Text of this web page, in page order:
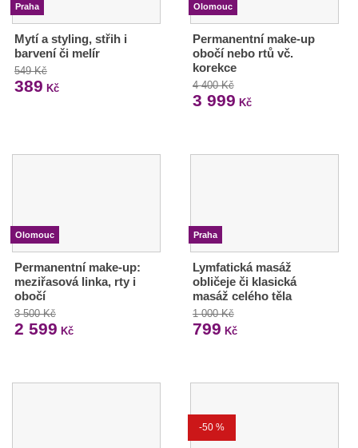
Praha
Mytí a styling, střih i
barvení či melír
549 Kč
389 Kč
Olomouc
Permanentní make-up
obočí nebo rtů vč.
korekce
4 400 Kč
3 999 Kč
Olomouc
Permanentní make-up:
meziřasová linka, rty i
obočí
3 500 Kč
2 599 Kč
Praha
Lymfatická masáž
obličeje či klasická
masáž celého těla
1 000 Kč
799 Kč
-50 %